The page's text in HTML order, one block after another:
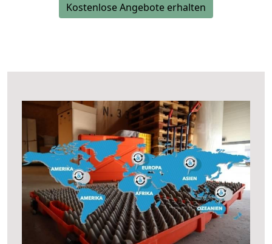
Kostenlose Angebote erhalten